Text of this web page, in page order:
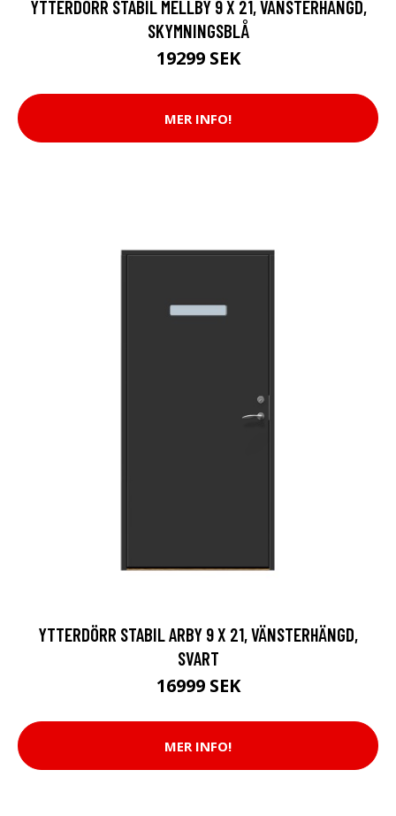
YTTERDÖRR STABIL MELLBY 9 X 21, VÄNSTERHÄNGD,
SKYMNINGSBLÅ
19299 SEK
MER INFO!
YTTERDÖRR STABIL ARBY 9 X 21, VÄNSTERHÄNGD,
SVART
16999 SEK
MER INFO!